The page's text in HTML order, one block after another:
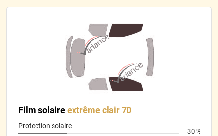
Il y a 458 jours
Pose difficile sur la première vitre mais facile sur les autres
lorsqu’on a compris le fonctionnement.
Il y a 459 jours
rien a redire tres bien
*****Il y a 465 jours
Film solaireextrême clair 70
Protection solaire
30 %